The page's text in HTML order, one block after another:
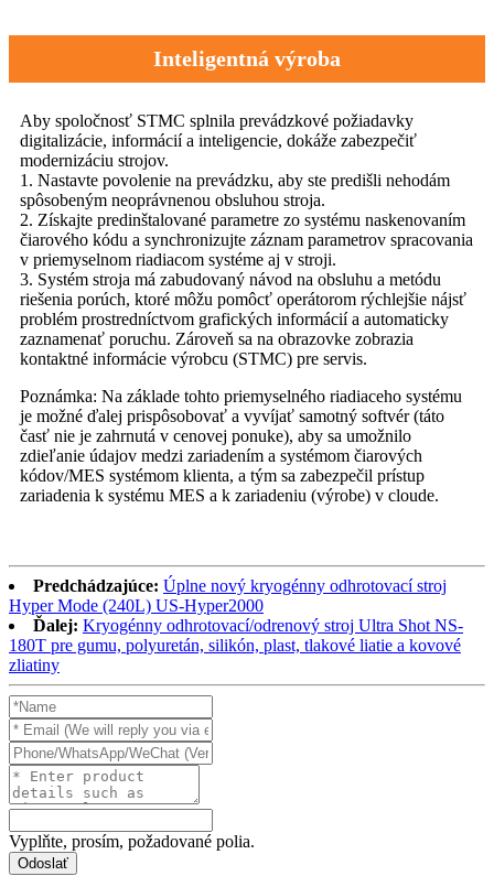
Inteligentná výroba
Aby spoločnosť STMC splnila prevádzkové požiadavky
digitalizácie, informácií a inteligencie, dokáže zabezpečiť
modernizáciu strojov.
1. Nastavte povolenie na prevádzku, aby ste predišli nehodám
spôsobeným neoprávnenou obsluhou stroja.
2. Získajte predinštalované parametre zo systému naskenovaním
čiarového kódu a synchronizujte záznam parametrov spracovania
v priemyselnom riadiacom systéme aj v stroji.
3. Systém stroja má zabudovaný návod na obsluhu a metódu
riešenia porúch, ktoré môžu pomôcť operátorom rýchlejšie nájsť
problém prostredníctvom grafických informácií a automaticky
zaznamenať poruchu. Zároveň sa na obrazovke zobrazia
kontaktné informácie výrobcu (STMC) pre servis.
Poznámka: Na základe tohto priemyselného riadiaceho systému
je možné ďalej prispôsobovať a vyvíjať samotný softvér (táto
časť nie je zahrnutá v cenovej ponuke), aby sa umožnilo
zdieľanie údajov medzi zariadením a systémom čiarových
kódov/MES systémom klienta, a tým sa zabezpečil prístup
zariadenia k systému MES a k zariadeniu (výrobe) v cloude.
Predchádzajúce: Úplne nový kryogénny odhrotovací stroj
Hyper Mode (240L) US-Hyper2000
Ďalej: Kryogénny odhrotovací/odrenový stroj Ultra Shot NS-
180T pre gumu, polyuretán, silikón, plast, tlakové liatie a kovové
zliatiny
Vyplňte, prosím, požadované polia.
Odoslať